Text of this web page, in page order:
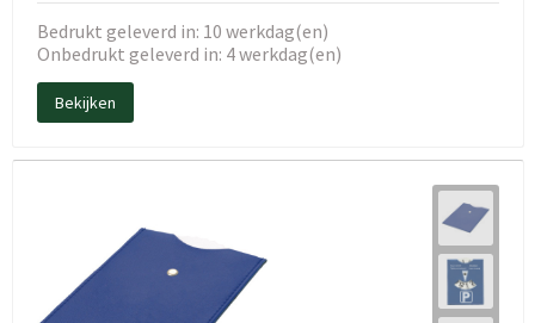
Bedrukt geleverd in: 10 werkdag(en)
Onbedrukt geleverd in: 4 werkdag(en)
Bekijken